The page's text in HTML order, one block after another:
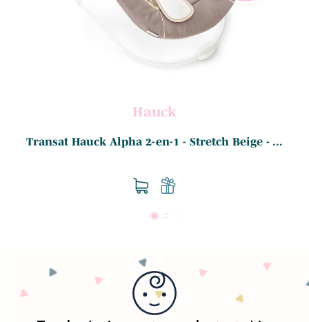
Hauck
Transat Hauck Alpha 2-en-1 - Stretch Beige - ...